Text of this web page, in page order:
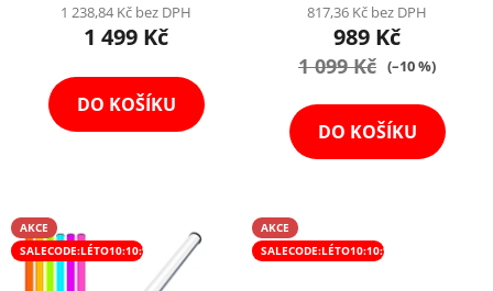
1 238,84 Kč bez DPH
1 499 Kč
DO KOŠÍKU
817,36 Kč bez DPH
989 Kč
1 099 Kč (–10 %)
DO KOŠÍKU
AKCE
SALECODE:LÉTO10:10:%
AKCE
SALECODE:LÉTO10:10:%